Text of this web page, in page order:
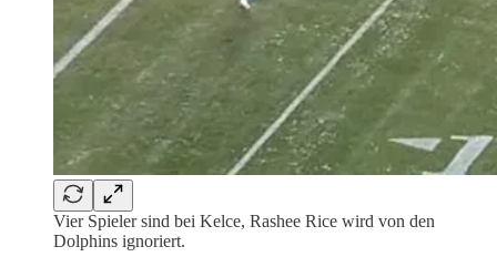
Vier Spieler sind bei Kelce, Rashee Rice wird von den
Dolphins ignoriert.